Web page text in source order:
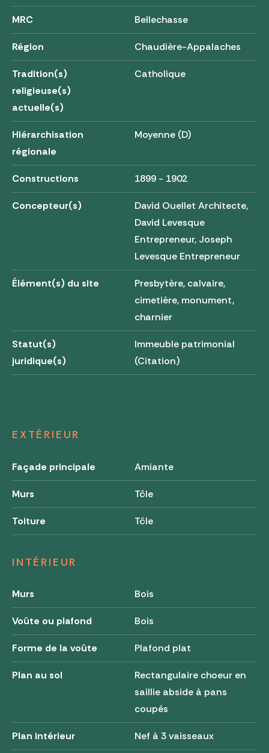
MRC Bellechasse
Région Chaudière-Appalaches
Tradition(s)
religieuse(s)
actuelle(s)
Catholique
Hiérarchisation
régionale
Moyenne (D)
Constructions 1899 - 1902
Concepteur(s)
David Ouellet Architecte,
David Levesque
Entrepreneur, Joseph
Levesque Entrepreneur
Élément(s) du site
Presbytère, calvaire,
cimetière, monument,
charnier
Statut(s)
juridique(s)
Immeuble patrimonial
(Citation)
EXTÉRIEUR
Façade principale Amiante
Murs Tôle
Toiture Tôle
INTÉRIEUR
Murs Bois
Voûte ou plafond Bois
Forme de la voûte Plafond plat
Plan au sol
Rectangulaire choeur en
saillie abside à pans
coupés
Plan intérieur Nef à 3 vaisseaux